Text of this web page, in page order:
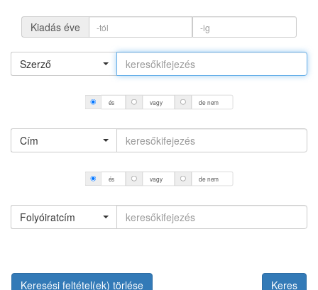
Kiadás éve
Szerző
és vagy de nem
Cím
és vagy de nem
Folyóiratcím
Keresési feltétel(ek) törlése